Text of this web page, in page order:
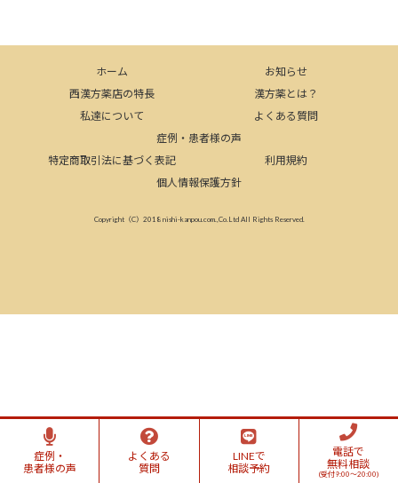
ホーム
お知らせ
西漢方薬店の特長
漢方薬とは？
私達について
よくある質問
症例・患者様の声
特定商取引法に基づく表記
利用規約
個人情報保護方針
Copyright（C）2018 nishi-kanpou.com.,Co.Ltd All Rights Reserved.
症例・
患者様の声
よくある
質問
LINEで
相談予約
電話で
無料相談
(受付9:00～20:00)